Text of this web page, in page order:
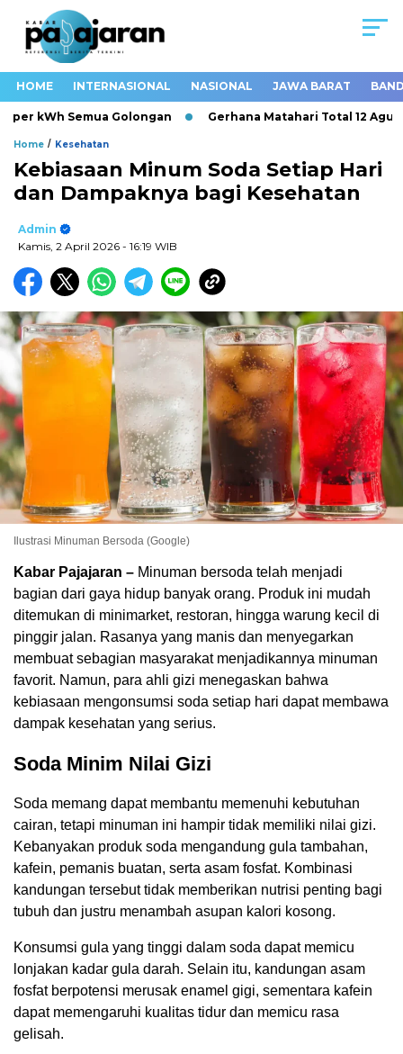
HOME INTERNASIONAL NASIONAL JAWA BARAT
kWh Semua Golongan Gerhana Matahari Total 12
Home / Kesehatan
Kebiasaan Minum Soda Setiap Hari
dan Dampaknya bagi Kesehatan
Admin
Kamis, 2 April 2026 - 16:19 WIB
Ilustrasi Minuman Bersoda (Google)
Kabar Pajajaran – Minuman bersoda telah menjadi
bagian dari gaya hidup banyak orang. Produk ini mudah
ditemukan di minimarket, restoran, hingga warung kecil di
pinggir jalan. Rasanya yang manis dan menyegarkan
membuat sebagian masyarakat menjadikannya minuman
favorit. Namun, para ahli gizi menegaskan bahwa
kebiasaan mengonsumsi soda setiap hari dapat membawa
dampak kesehatan yang serius.
Soda Minim Nilai Gizi
Soda memang dapat membantu memenuhi kebutuhan
cairan, tetapi minuman ini hampir tidak memiliki nilai gizi.
Kebanyakan produk soda mengandung gula tambahan,
kafein, pemanis buatan, serta asam fosfat. Kombinasi
kandungan tersebut tidak memberikan nutrisi penting bagi
tubuh dan justru menambah asupan kalori kosong.
Konsumsi gula yang tinggi dalam soda dapat memicu
lonjakan kadar gula darah. Selain itu, kandungan asam
fosfat berpotensi merusak enamel gigi, sementara kafein
dapat memengaruhi kualitas tidur dan memicu rasa
gelisah.